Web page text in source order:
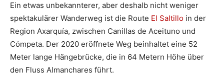
Ein etwas unbekannterer, aber deshalb nicht weniger
spektakulärer Wanderweg ist die Route El Saltillo in der
Region Axarquía, zwischen Canillas de Aceituno und
Cómpeta. Der 2020 eröffnete Weg beinhaltet eine 52
Meter lange Hängebrücke, die in 64 Metern Höhe über
den Fluss Almanchares führt.